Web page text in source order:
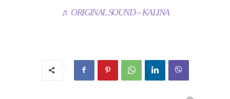
♬ ORIGINAL SOUND – KALINA